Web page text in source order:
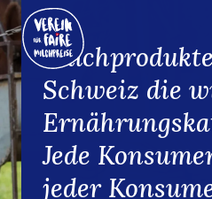
Schweiz die
Jede
jeder